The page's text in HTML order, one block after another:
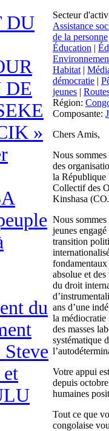
DU
DE
»
du
Secteur
Assistance
de la personne
Éducation |
Habitat |
démocratie |
jeunes |
Région:
Composante:
Chers Amis,
Nous
des
la République
Collectif des
Kinshasa
Nous
jeunes
transition
absolue et
du droit
ans d’une
la médiocratie
des masses
systématique
Votre appui
depuis
humaines
Tout ce que
congolaise